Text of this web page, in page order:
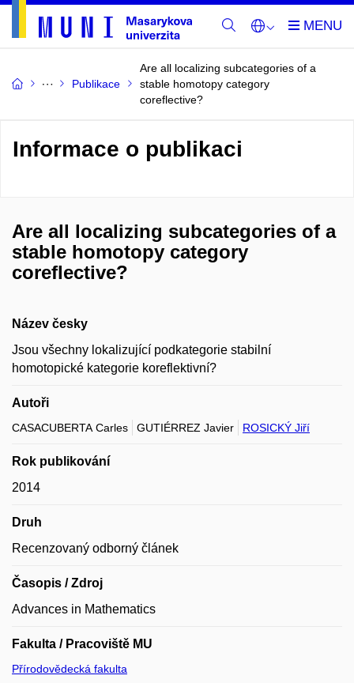
Publikace
Are all localizing subcategories of a
stable homotopy category
coreflective?
Informace o publikaci
Are all localizing subcategories of a
stable homotopy category
coreflective?
Název česky
Jsou všechny lokalizující podkategorie stabilní
homotopické kategorie koreflektivní?
Autoři
CASACUBERTA Carles GUTIÉRREZ Javier ROSICKÝ Jiří
Rok publikování
2014
Druh
Recenzovaný odborný článek
Časopis / Zdroj
Advances in Mathematics
Fakulta / Pracoviště MU
Přírodovědecká fakulta